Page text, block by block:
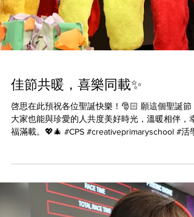
佳節共暖，喜樂同載✨
福滿載。💖🎄 #CPS #creativeprimaryschool #活學
#empoweryourself #createyourfuture #futurekids